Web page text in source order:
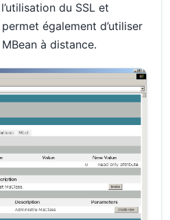
du SSL et
également d’utiliser
à distance.